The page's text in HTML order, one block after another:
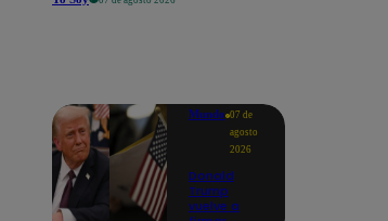
Mundo 07 de
agosto
2026
Donald
Trump
vuelve a